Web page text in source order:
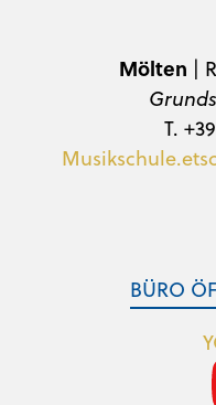
Mölten |
T.
BÜRO